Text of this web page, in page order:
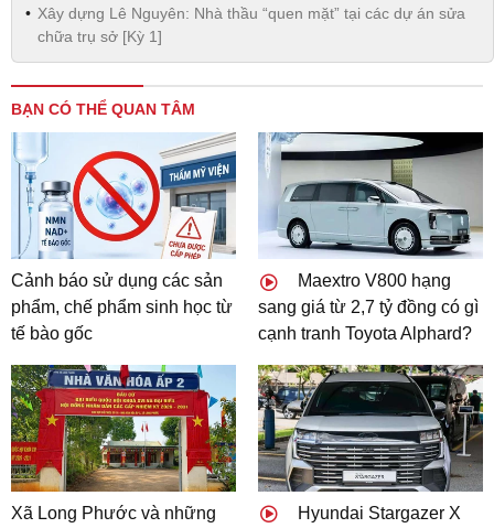
Xây dựng Lê Nguyên: Nhà thầu “quen mặt” tại các dự án sửa
chữa trụ sở [Kỳ 1]
BẠN CÓ THỂ QUAN TÂM
Cảnh báo sử dụng các sản
phẩm, chế phẩm sinh học từ
tế bào gốc
Maextro V800 hạng
sang giá từ 2,7 tỷ đồng có gì
cạnh tranh Toyota Alphard?
Xã Long Phước và những
Hyundai Stargazer X